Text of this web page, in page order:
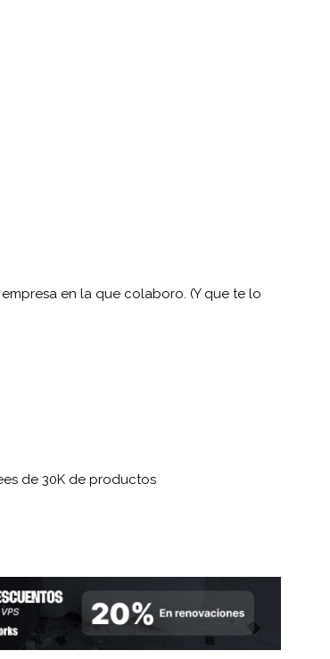
en la que colaboro. (Y que te lo
de 30K de productos